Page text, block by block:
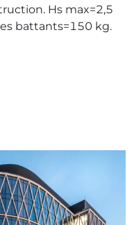
Hs max=2,5
battants=150 kg.